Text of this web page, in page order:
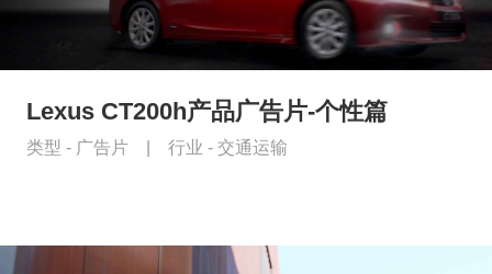
Lexus CT200h产品广告片-个性篇
类型 - 广告片 行业 - 交通运输